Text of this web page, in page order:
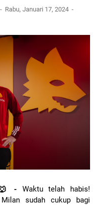
Rabu, Januari 17, 2024
🐺 - Waktu telah habis!
sudah cukup bagi